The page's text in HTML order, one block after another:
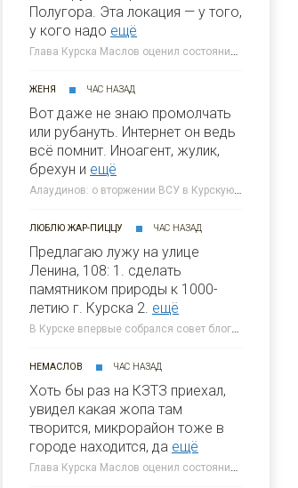
Полугора. Этa локация — у того,
у кого надо ещё
Глава Курска Маслов оценил состояние требующих благоустройства локаций » 46ТВ Курское Интернет Телевидение
ЖЕНЯ ЧАС НАЗАД
Вот даже не знаю промолчать
или рубануть. Интернет он ведь
всё помнит. Иноагент, жулик,
брехун и ещё
Алаудинов: о вторжении ВСУ в Курскую область я узнал от гражданских людей » 46ТВ Курское Интернет Телевидение
ЛЮБЛЮ ЖАР-ПИЦЦУ ЧАС НАЗАД
Предлагаю лужу на улице
Ленина, 108: 1. сделать
памятником природы к 1000-
летию г. Курска 2. ещё
В Курске впервые собрался совет блогеров при главе города » 46ТВ Курское Интернет Телевидение
НЕМАСЛОВ ЧАС НАЗАД
Хоть бы раз на КЗТЗ приехал,
увидел какая жопа там
творится, микрорайон тоже в
городе находится, да ещё
Глава Курска Маслов оценил состояние требующих благоустройства локаций » 46ТВ Курское Интернет Телевидение